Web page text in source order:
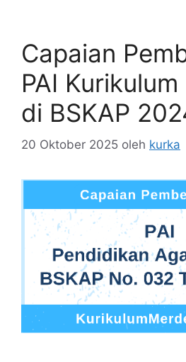
Capaian
PAI
di BSKAP
20 Oktober 2025 oleh kurka